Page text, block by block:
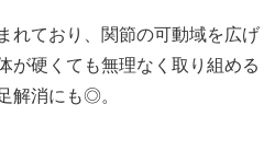
れており、関節の可動域を広げ
が硬くても無理なく取り組める
解消にも◎。